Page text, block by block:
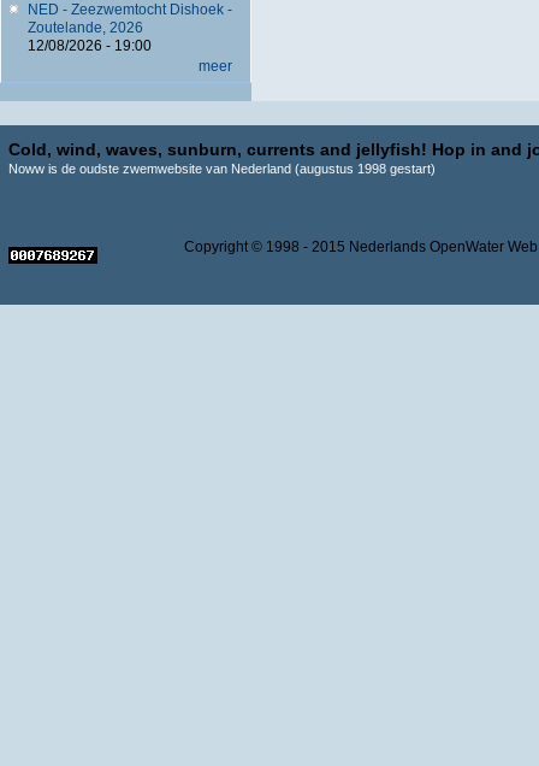
NED - Zeezwemtocht Dishoek -
Zoutelande, 2026
12/08/2026 - 19:00
meer
Cold, wind, waves, sunburn, currents and jellyfish! Hop in and
Noww is de oudste zwemwebsite van Nederland (augustus 1998 gestart)
Copyright © 1998 - 2015 Nederlands OpenWater